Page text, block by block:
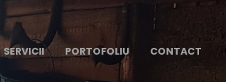
SERVICII PORTOFOLIU CONTACT